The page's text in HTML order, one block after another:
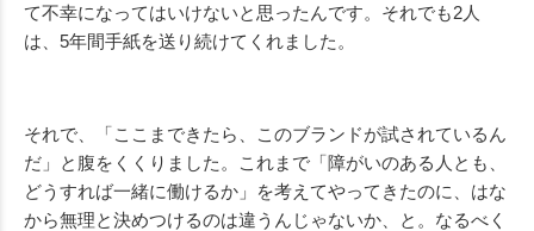
て不幸になってはいけないと思ったんです。それでも2人
は、5年間手紙を送り続けてくれました。
それで、「ここまできたら、このブランドが試されているん
だ」と腹をくくりました。これまで「障がいのある人とも、
どうすれば一緒に働けるか」を考えてやってきたのに、はな
から無理と決めつけるのは違うんじゃないか、と。なるべく